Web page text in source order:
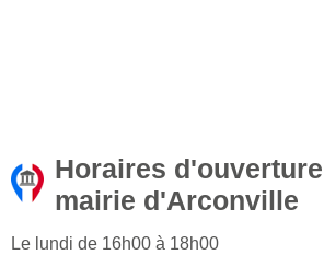
Horaires
mairie d'Arconville
Le lundi de 16h00 à 18h00